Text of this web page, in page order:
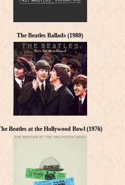
The Beatles Ballads (1980)
Beatles at the Hollywood Bowl (1976)